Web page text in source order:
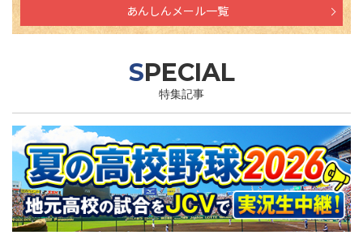
あんしんメール一覧
SPECIAL
特集記事